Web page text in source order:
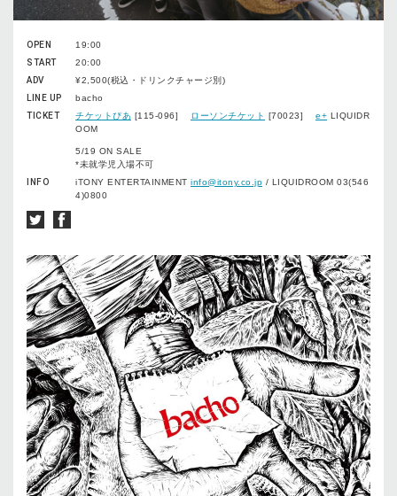
OPEN
19:00
START
20:00
ADV
¥2,500(税込・ドリンクチャージ別)
LINE UP
bacho
TICKET
チケットぴあ [115-096] ローソンチケット [70023] e+ LIQUIDR
OOM
5/19 ON SALE
*未就学児入場不可
INFO
iTONY ENTERTAINMENT info@itony.co.jp / LIQUIDROOM 03(546
4)0800